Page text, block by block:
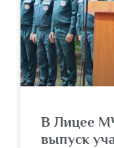
В Лицее
выпуск